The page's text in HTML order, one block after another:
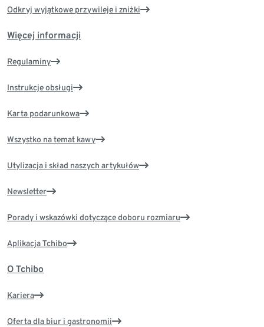
Odkryj wyjątkowe przywileje i zniżki
Więcej informacji
Regulaminy
Instrukcje obsługi
Karta podarunkowa
Wszystko na temat kawy
Utylizacja i skład naszych artykułów
Newsletter
Porady i wskazówki dotyczące doboru rozmiaru
Aplikacja Tchibo
O Tchibo
Kariera
Oferta dla biur i gastronomii